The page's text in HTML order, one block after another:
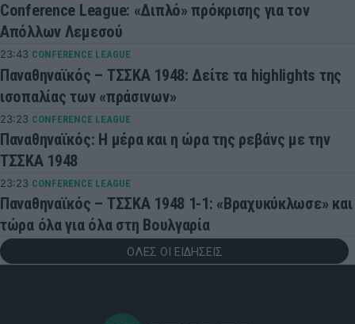
Conference League: «Διπλό» πρόκρισης για τον
Απόλλων Λεμεσού
23:43 CONFERENCE LEAGUE
Παναθηναϊκός – ΤΣΣΚΑ 1948: Δείτε τα highlights της
ισοπαλίας των «πράσινων»
23:23 CONFERENCE LEAGUE
Παναθηναϊκός: Η μέρα και η ώρα της ρεβάνς με την
ΤΣΣΚΑ 1948
23:23 CONFERENCE LEAGUE
Παναθηναϊκός – ΤΣΣΚΑ 1948 1-1: «Βραχυκύκλωσε» και
τώρα όλα για όλα στη Βουλγαρία
ΟΛΕΣ ΟΙ ΕΙΔΗΣΕΙΣ